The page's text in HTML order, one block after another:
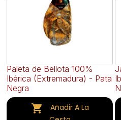
Paleta de Bellota 100%
Ibérica (Extremadura) - Pata
Negra
